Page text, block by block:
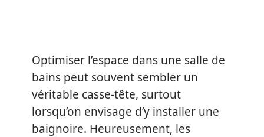
Optimiser l’espace dans une salle de
bains peut souvent sembler un
véritable casse-tête, surtout
lorsqu’on envisage d’y installer une
baignoire. Heureusement, les